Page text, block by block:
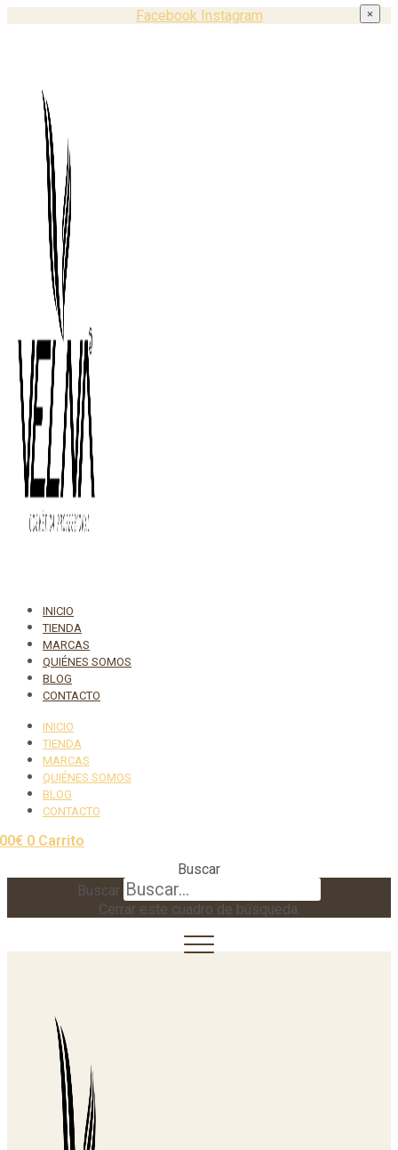
Facebook Instagram
INICIO
TIENDA
MARCAS
QUIÉNES SOMOS
BLOG
CONTACTO
INICIO
TIENDA
MARCAS
QUIÉNES SOMOS
BLOG
CONTACTO
€ 0 Carrito
Buscar
Buscar
Cerrar este cuadro de búsqueda.
×